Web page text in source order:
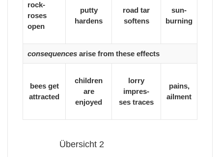
rock-
roses
open
putty
hardens
road tar
softens
sun-
burning
consequences arise from these effects
bees get
attracted
children
are
enjoyed
lorry
impres-
ses traces
pains,
ailment
Übersicht 2